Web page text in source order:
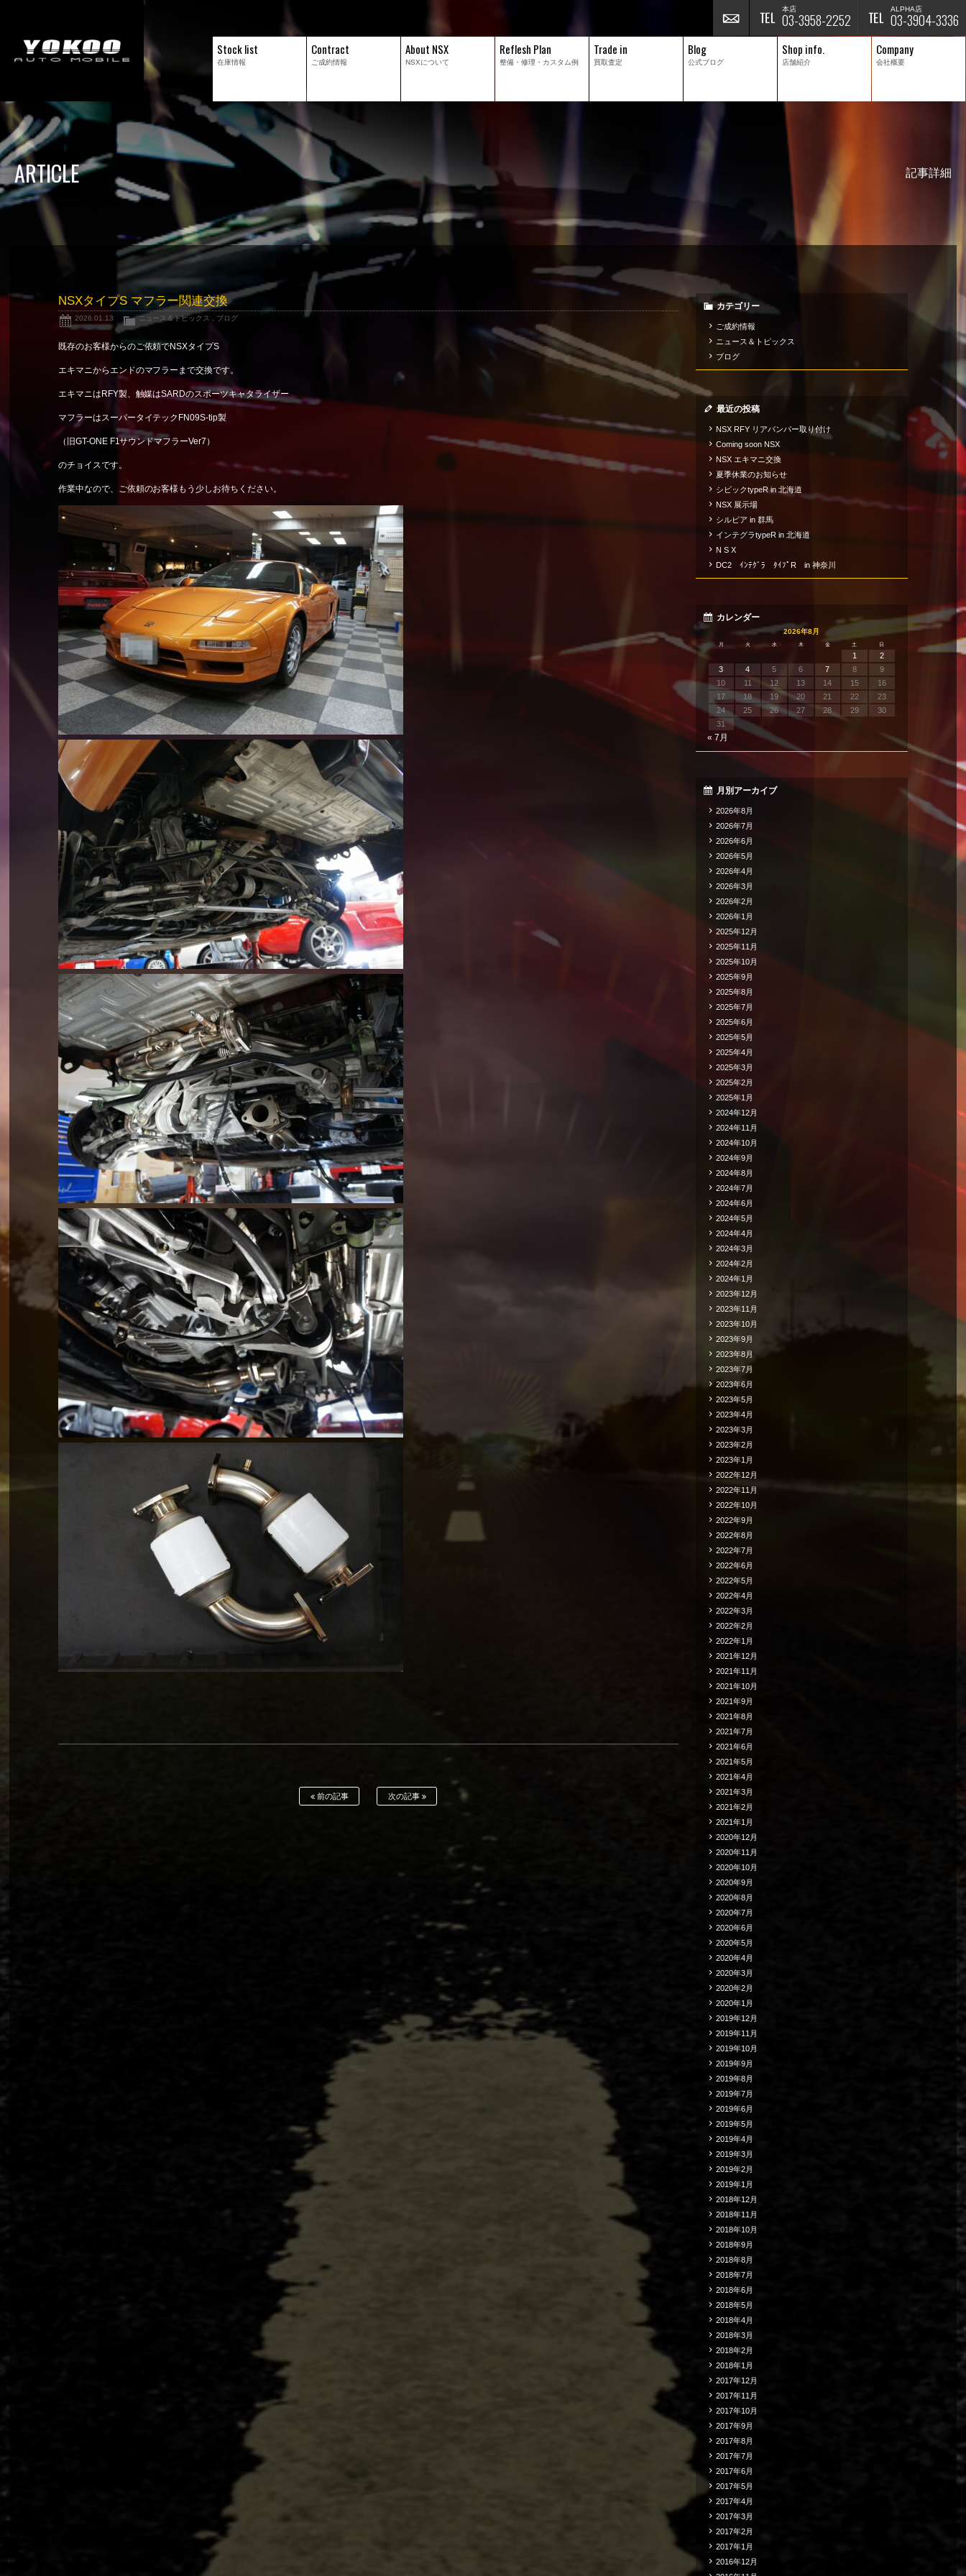
ALPHA店
03-3904-3336
本店
03-3958-2252
Stock list
在庫情報
Contract
ご成約情報
About NSX
NSXについて
Reflesh Plan
整備・修理・ カスタム例
Trade in
買取査定
Blog
公式ブログ
Shop info.
店舗紹介
Company
会社概要
ARTICLE 記事詳細
NSXタイプS マフラー関連交換
2026.01.13 ニュース＆トピックス ブログ
既存のお客様からのご依頼でNSXタイプS
エキマニからエンドのマフラーまで交換です。
エキマニはRFY製、触媒はSARDのスポーツキャタライザー
マフラーはスーパータイテックFN09S-tip製
（旧GT-ONE F1サウンドマフラーVer7）
のチョイスです。
作業中なので、ご依頼のお客様もう少しお待ちください。
前の記事 次の記事
カテゴリー
ご成約情報
ニュース＆トピックス
ブログ
最近の投稿
NSX RFY リアバンパー取り付け
Coming soon NSX
NSX エキマニ交換
夏季休業のお知らせ
シビックtypeR in 北海道
NSX 展示場
シルビア in 群馬
インテグラtypeR in 北海道
N S X
DC2 ｲﾝﾃｸﾞﾗ ﾀｲﾌﾟR in 神奈川
カレンダー
2026年8月
月 火 水 木 金 土 日
1
2
3
4 5 6 7 8
9
10
11 12 13 14 15
16
17
18 19 20 21 22
23
24
25 26 27 28 29
30
31
« 7月
月別アーカイブ
2026年8月
2026年7月
2026年6月
2026年5月
2026年4月
2026年3月
2026年2月
2026年1月
2025年12月
2025年11月
2025年10月
2025年9月
2025年8月
2025年7月
2025年6月
2025年5月
2025年4月
2025年3月
2025年2月
2025年1月
2024年12月
2024年11月
2024年10月
2024年9月
2024年8月
2024年7月
2024年6月
2024年5月
2024年4月
2024年3月
2024年2月
2024年1月
2023年12月
2023年11月
2023年10月
2023年9月
2023年8月
2023年7月
2023年6月
2023年5月
2023年4月
2023年3月
2023年2月
2023年1月
2022年12月
2022年11月
2022年10月
2022年9月
2022年8月
2022年7月
2022年6月
2022年5月
2022年4月
2022年3月
2022年2月
2022年1月
2021年12月
2021年11月
2021年10月
2021年9月
2021年8月
2021年7月
2021年6月
2021年5月
2021年4月
2021年3月
2021年2月
2021年1月
2020年12月
2020年11月
2020年10月
2020年9月
2020年8月
2020年7月
2020年6月
2020年5月
2020年4月
2020年3月
2020年2月
2020年1月
2019年12月
2019年11月
2019年10月
2019年9月
2019年8月
2019年7月
2019年6月
2019年5月
2019年4月
2019年3月
2019年2月
2019年1月
2018年12月
2018年11月
2018年10月
2018年9月
2018年8月
2018年7月
2018年6月
2018年5月
2018年4月
2018年3月
2018年2月
2018年1月
2017年12月
2017年11月
2017年10月
2017年9月
2017年8月
2017年7月
2017年6月
2017年5月
2017年4月
2017年3月
2017年2月
2017年1月
2016年12月